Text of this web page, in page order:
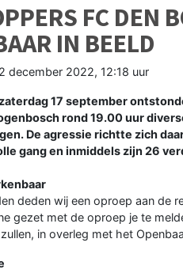
FC DEN
IN BEELD
2 december 2022, 12:18 uur
zaterdag 17 september
rond 19.00 uur
De agressie richtte zich
gang en inmiddels zijn 26
deden wij een oproep aan de
gezet met de oproep je te
in overleg met het